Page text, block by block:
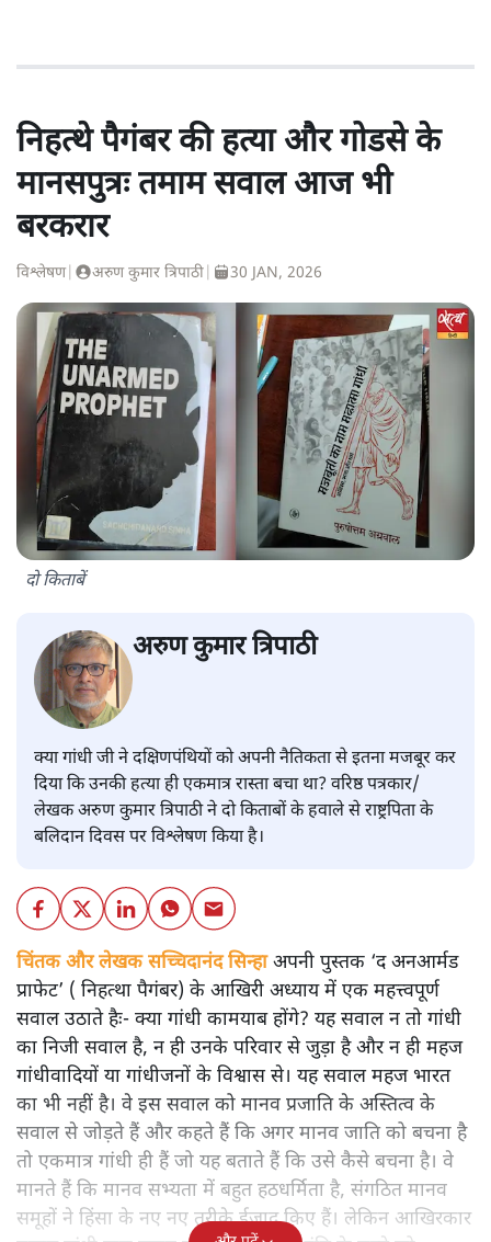
निहत्थे पैगंबर की हत्या और गोडसे के
मानसपुत्रः तमाम सवाल आज भी
बरकरार
विश्लेषण| अरुण कुमार त्रिपाठी 30 JAN, 2026
दो किताबें
अरुण कुमार त्रिपाठी
क्या गांधी जी ने दक्षिणपंथियों को अपनी नैतिकता से इतना मजबूर कर
दिया कि उनकी हत्या ही एकमात्र रास्ता बचा था? वरिष्ठ पत्रकार/
लेखक अरुण कुमार त्रिपाठी ने दो किताबों के हवाले से राष्ट्रपिता के
बलिदान दिवस पर विश्लेषण किया है।
चिंतक और लेखक सच्चिदानंद सिन्हाअपनी पुस्तक ‘द अनआर्मड
प्राफेट’ ( निहत्था पैगंबर) के आखिरी अध्याय में एक महत्त्वपूर्ण
सवाल उठाते हैः- क्या गांधी कामयाब होंगे? यह सवाल न तो गांधी
का निजी सवाल है, न ही उनके परिवार से जुड़ा है और न ही महज
गांधीवादियों या गांधीजनों के विश्वास से। यह सवाल महज भारत
का भी नहीं है। वे इस सवाल को मानव प्रजाति के अस्तित्व के
सवाल से जोड़ते हैं और कहते हैं कि अगर मानव जाति को बचना है
तो एकमात्र गांधी ही हैं जो यह बताते हैं कि उसे कैसे बचना है। वे
मानते हैं कि मानव सभ्यता में बहुत हठधर्मिता है, संगठित मानव
समूहों ने हिंसा के नए नए तरीके ईजाद किए हैं। लेकिन आखिरकार